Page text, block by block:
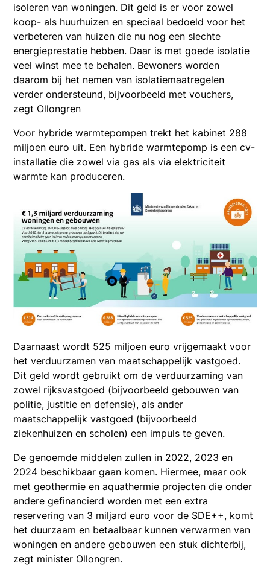
isoleren van woningen. Dit geld is er voor zowel
koop- als huurhuizen en speciaal bedoeld voor het
verbeteren van huizen die nu nog een slechte
energieprestatie hebben. Daar is met goede isolatie
veel winst mee te behalen. Bewoners worden
daarom bij het nemen van isolatiemaatregelen
verder ondersteund, bijvoorbeeld met vouchers,
zegt Ollongren
Voor hybride warmtepompen trekt het kabinet 288
miljoen euro uit. Een hybride warmtepomp is een cv-
installatie die zowel via gas als via elektriciteit
warmte kan produceren.
Daarnaast wordt 525 miljoen euro vrijgemaakt voor
het verduurzamen van maatschappelijk vastgoed.
Dit geld wordt gebruikt om de verduurzaming van
zowel rijksvastgoed (bijvoorbeeld gebouwen van
politie, justitie en defensie), als ander
maatschappelijk vastgoed (bijvoorbeeld
ziekenhuizen en scholen) een impuls te geven.
De genoemde middelen zullen in 2022, 2023 en
2024 beschikbaar gaan komen. Hiermee, maar ook
met geothermie en aquathermie projecten die onder
andere gefinancierd worden met een extra
reservering van 3 miljard euro voor de SDE++, komt
het duurzaam en betaalbaar kunnen verwarmen van
woningen en andere gebouwen een stuk dichterbij,
zegt minister Ollongren.